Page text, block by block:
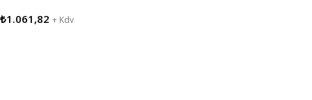
₺1.061,82 + Kdv